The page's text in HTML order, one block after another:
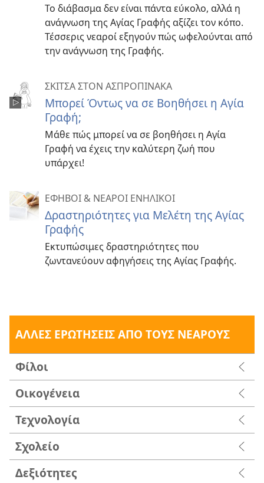
Το διάβασμα δεν είναι πάντα εύκολο, αλλά η
ανάγνωση της Αγίας Γραφής αξίζει τον κόπο.
Τέσσερις νεαροί εξηγούν πώς ωφελούνται από
την ανάγνωση της Γραφής.
ΣΚΙΤΣΑ ΣΤΟΝ ΑΣΠΡΟΠΙΝΑΚΑ
Μπορεί Όντως να σε Βοηθήσει η Αγία
Γραφή;
Μάθε πώς μπορεί να σε βοηθήσει η Αγία
Γραφή να έχεις την καλύτερη ζωή που
υπάρχει!
ΕΦΗΒΟΙ & ΝΕΑΡΟΙ ΕΝΗΛΙΚΟΙ
Δραστηριότητες για Μελέτη της Αγίας
Γραφής
Εκτυπώσιμες δραστηριότητες που
ζωντανεύουν αφηγήσεις της Αγίας Γραφής.
ΑΛΛΕΣ ΕΡΩΤΗΣΕΙΣ ΑΠΟ ΤΟΥΣ ΝΕΑΡΟΥΣ
Φίλοι
Οικογένεια
Τεχνολογία
Σχολείο
Δεξιότητες